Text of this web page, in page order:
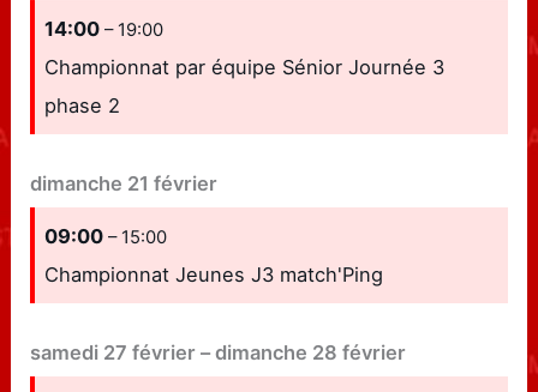
14:00– 19:00
Championnat par équipe Sénior Journée 3
phase 2
dimanche 21 février
09:00– 15:00
Championnat Jeunes J3 match'Ping
samedi 27 février –dimanche 28 février